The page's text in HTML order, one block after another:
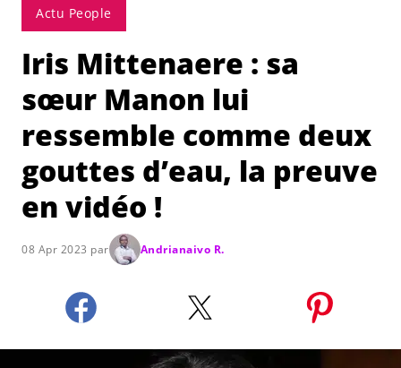
Actu People
Iris Mittenaere : sa
sœur Manon lui
ressemble comme deux
gouttes d’eau, la preuve
en vidéo !
08 Apr 2023 par Andrianaivo R.